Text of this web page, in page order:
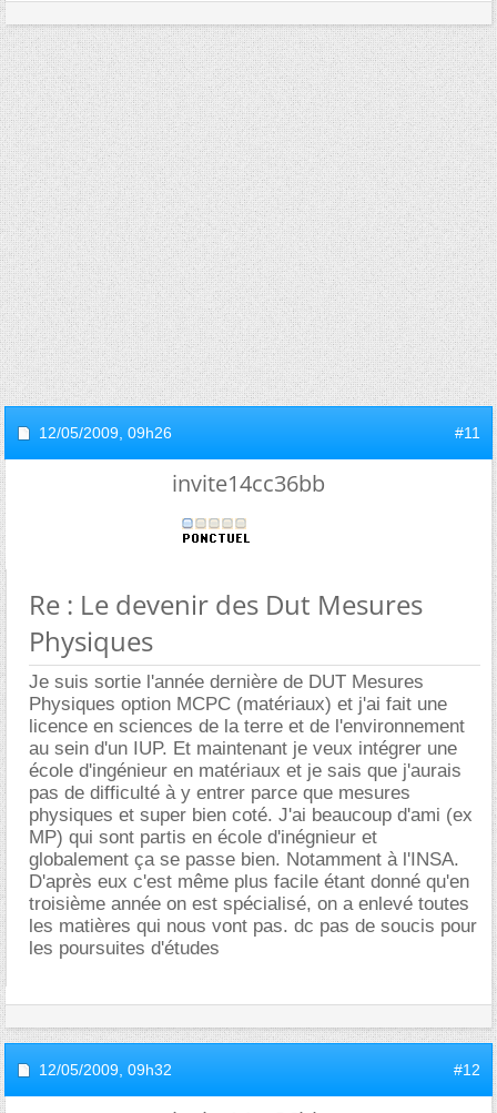
12/05/2009, 09h26 #11
invite14cc36bb
Re : Le devenir des Dut Mesures
Physiques
Je suis sortie l'année dernière de DUT Mesures
Physiques option MCPC (matériaux) et j'ai fait une
licence en sciences de la terre et de l'environnement
au sein d'un IUP. Et maintenant je veux intégrer une
école d'ingénieur en matériaux et je sais que j'aurais
pas de difficulté à y entrer parce que mesures
physiques et super bien coté. J'ai beaucoup d'ami (ex
MP) qui sont partis en école d'inégnieur et
globalement ça se passe bien. Notamment à l'INSA.
D'après eux c'est même plus facile étant donné qu'en
troisième année on est spécialisé, on a enlevé toutes
les matières qui nous vont pas. dc pas de soucis pour
les poursuites d'études
12/05/2009, 09h32 #12